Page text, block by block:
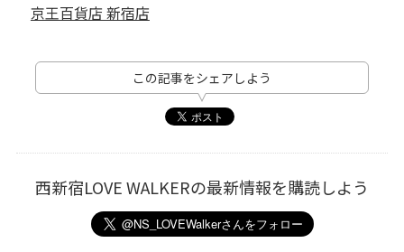
京王百貨店 新宿店
この記事をシェアしよう
西新宿LOVE WALKERの最新情報を購読しよう